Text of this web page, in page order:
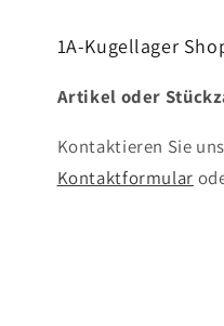
1A-Kugellager
Artikel oder
Kontaktieren Sie
Kontaktformular